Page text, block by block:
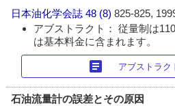
日本油化学会誌 48 (8)825-825,
アブストラクト： 従量制は
は基本料金に含まれます。
article アブストラク
石油流量計の誤差とその原因